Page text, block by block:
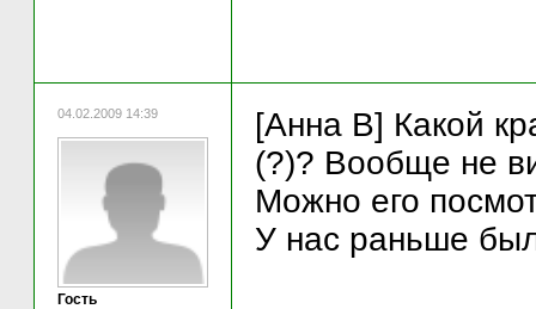
04.02.2009 14:39
Гость
[Анна В] Какой
(?)? Вообще не
Можно его
У нас раньше